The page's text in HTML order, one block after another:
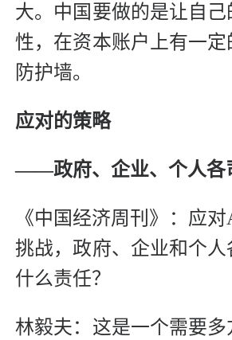
大。中国要做的是让自
性，在资本账户上有一定
防护墙。
应对的策略
——政府、企业、个人各
《中国经济周刊》：应
挑战，政府、企业和个人
什么责任？
林毅夫：这是一个需要